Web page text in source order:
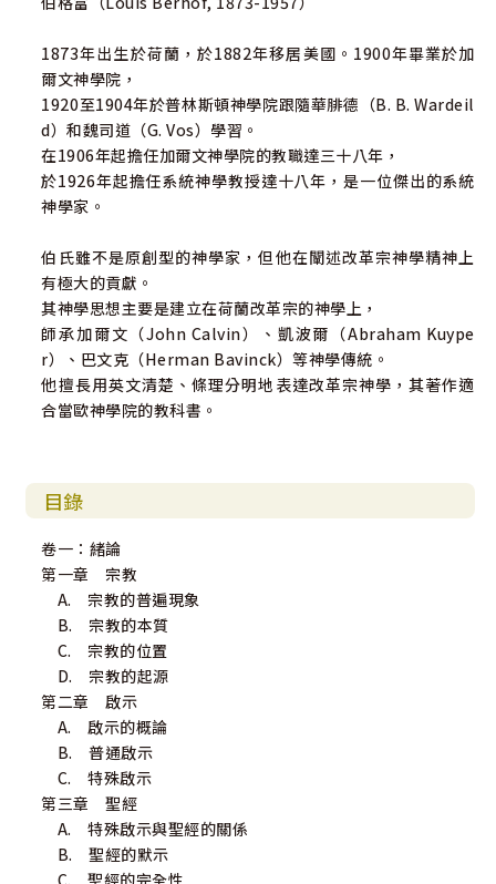
1873年出生於荷蘭，於1882年移居美國。1900年畢業於加
爾文神學院，
1920至1904年於普林斯頓神學院跟隨華腓德（B. B. Wardeil
d）和魏司道（G. Vos）學習。
在1906年起擔任加爾文神學院的教職達三十八年，
於1926年起擔任系統神學教授達十八年，是一位傑出的系統
神學家。
伯氏雖不是原創型的神學家，但他在闡述改革宗神學精神上
有極大的貢獻。
其神學思想主要是建立在荷蘭改革宗的神學上，
師承加爾文（John Calvin）、凱波爾（Abraham Kuype
r）、巴文克（Herman Bavinck）等神學傳統。
他擅長用英文清楚、條理分明地表達改革宗神學，其著作適
合當歐神學院的教科書。
目錄
卷一：緒論
第一章 宗教
A. 宗教的普遍現象
B. 宗教的本質
C. 宗教的位置
D. 宗教的起源
第二章 啟示
A. 啟示的概論
B. 普通啟示
C. 特殊啟示
第三章 聖經
A. 特殊啟示與聖經的關係
B. 聖經的默示